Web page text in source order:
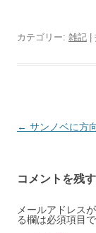
カテゴリー: 雑記 |
投
ビ
ゲ
ー
← サンノベに方
コメントを残す
メールアドレス
る欄は必須項目